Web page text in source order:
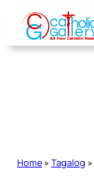
Skip
content
Home » Tagalog »